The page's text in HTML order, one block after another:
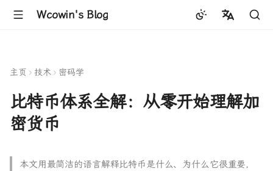
Wcowin's Blog
主页 技术 密码学
比特币体系全解：从零开始理解加
密货币
本文用最简洁的语言解释比特币是什么、为什么它很重要，